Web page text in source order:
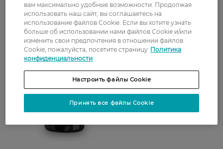
вам максимально удобные возможности. Продолжая
использовать наш сайт, вы соглашаетесь на
использование файлов Cookie. Если вы хотите узнать
больше об использовании нами файлов Cookie и/или
изменить свои предпочтения в отношении файлов
Cookie, пожалуйста, посетите страницу Политика
конфиденциальности
Настроить файлы Cookie
Принять все файлы Cookie